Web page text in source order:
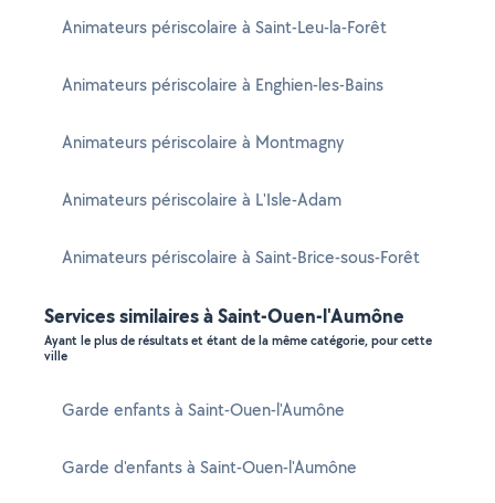
Animateurs périscolaire à Saint-Leu-la-Forêt
Animateurs périscolaire à Enghien-les-Bains
Animateurs périscolaire à Montmagny
Animateurs périscolaire à L'Isle-Adam
Animateurs périscolaire à Saint-Brice-sous-Forêt
Services similaires à Saint-Ouen-l'Aumône
Ayant le plus de résultats et étant de la même catégorie, pour cette
ville
Garde enfants à Saint-Ouen-l'Aumône
Garde d'enfants à Saint-Ouen-l'Aumône